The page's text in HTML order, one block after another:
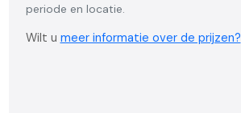
periode en locatie.
Wilt u meer informatie over de prijzen?